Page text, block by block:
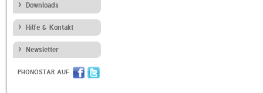
Downloads
Hilfe & Kontakt
Newsletter
PHONOSTAR AUF